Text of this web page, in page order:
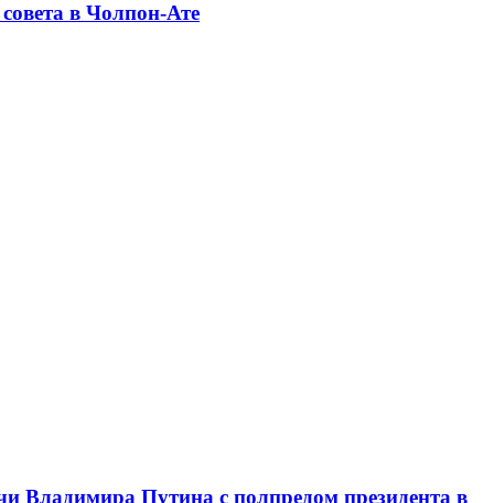
в Чолпон-Ате
Владимира Путина с полпредом президента в